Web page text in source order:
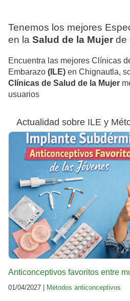
Tenemos los mejores
en la Salud de la Mujer de
Encuentra las mejores Clínicas
Embarazo (ILE) en Chignautla,
Clínicas de Salud de la Mujer
usuarios
Actualidad sobre ILE y
Anticonceptivos favoritos entre
01/04/2027 | Métodos anticonceptivos